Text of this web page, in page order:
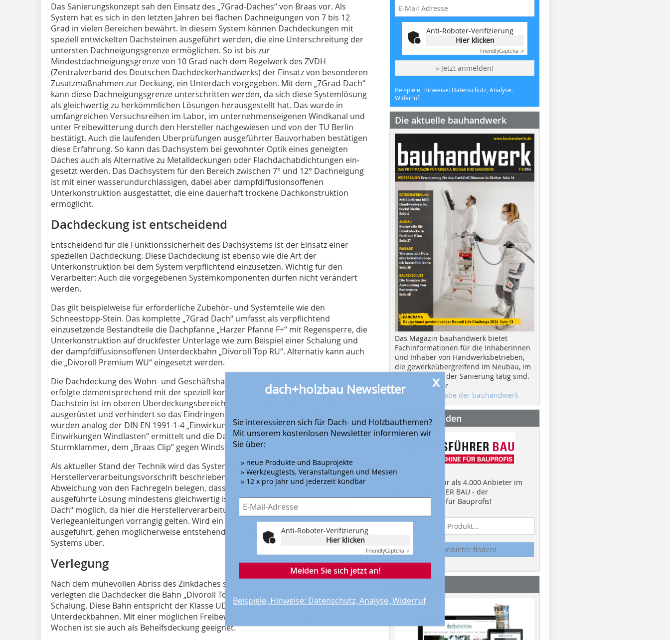
Das Sanierungskonzept sah den Einsatz des „7Grad-Daches“ von Braas vor. Als
System hat es sich in den letzten Jahren bei flachen Dachneigungen von 7 bis 12
Grad in vielen Bereichen bewährt. In diesem System können Dachdeckungen mit
speziell entwickelten Dachsteinen ausgeführt werden, die eine Unterschreitung der
untersten Dachneigungsgrenze ermöglichen. So ist bis zur
Mindestdachneigungsgrenze von 10 Grad nach dem Regelwerk des ZVDH
(Zentralverband des Deutschen Dachdeckerhandwerks) der Einsatz von besonderen
Zusatzmaßnahmen zur Deckung, ein Unterdach vorgegeben. Mit dem „7Grad-Dach“
kann diese Dachneigungsgrenze unterschritten werden, da sich diese Systemlösung
als gleichwertig zu herkömmlichen Lösungen herausgestellt hat. Das wurde in
umfangreichen Versuchsreihen im Labor, im unternehmenseigenen Windkanal und
unter Freibewitterung durch den Hersteller nachgewiesen und von der TU Berlin
bestätigt. Auch die laufenden Überprüfungen ausgeführter Bauvorhaben bestätigen
diese Erfahrung. So kann das Dachsystem bei gewohnter Optik eines geneigten
Daches auch als Alternative zu ­Metalldeckungen oder Flachdachabdichtungen ein­
gesetzt werden. Das Dachsystem für den Bereich ­zwischen 7° und 12° Dachneigung
ist mit einer wasserundurchlässigen, dabei aber dampfdiffusionsoffenen
Unterkonstruktion ausgestattet, die eine dauerhaft trockene Dachkonstruktion
ermöglicht.
Dachdeckung ist entscheidend
Entscheidend für die Funktionssicherheit des Dachsystems ist der Einsatz einer
speziellen Dachdeckung. Diese Dachdeckung ist ebenso wie die Art der
Unterkonstruktion bei dem System verpflichtend einzusetzen. Wichtig für den
Verarbeiter: Auch die vorgegebenen Systemkomponenten dürfen nicht verändert
werden.
Das gilt beispielweise für erforderliche Zubehör- und Systemteile wie den
Schneestopp-Stein. Das komplette „7Grad Dach“ umfasst als verpflichtend
einzusetzende Bestandteile die Dachpfanne „Harzer Pfanne F+“ mit Regensperre, die
Unterkonstruktion auf druckfester Unterlage wie zum Beispiel einer Schalung und
der dampfdiffusionsoffenen Unterdeckbahn „Divoroll Top RU“. Alternativ kann auch
die „Divoroll Premium WU“ eingesetzt werden.
Die Dachdeckung des Wohn- und Geschäftshauses in Göppingen-Jebenhausen
erfolgte dementsprechend mit der speziell konzipierten „Harzer Pfanne F+“. Dieser
Dachstein ist im oberen Überdeckungsbereich mit einer speziellen Regensperre
ausgerüstet und verhindert so das Eindringen von Regenwasser. Die Windsoglasten
wurden analog der DIN EN 1991-1-4 „Einwirkungen auf Tragwerke Teil 1–4: Allgemeine
Einwirkungen Windlasten“ ermittelt und die Dachsteine mit einer abgestimmten
Sturmklammer, dem „Braas Clip“ gegen Windsog gesichert.
Als aktueller Stand der Technik wird das System mit einer
Herstellerverarbeitungsvorschrift beschrieben. Somit kann der Planer bei der
Abweichung von den Fachregeln belegen, dass sie auch gerechtfertigt sind und die
ausgeführte Lösung mindestens gleichwertig ist. Das ist bei dem System „7Grad
Dach“ möglich, da hier die Herstellerverarbeitungsvorschriften beziehungsweise
Verlegeanleitungen vorrangig gelten. Wird ein Dach nach diesen Vorschriften
ausgeführt, gehen möglicherweise entstehende Ansprüche an den Hersteller des
Systems über.
Verlegung
Nach dem mühevollen Abriss des Zinkdaches sowie der bituminösen Vordeckung
verlegten die Dachdecker die Bahn „Divoroll Top RU“ auf der zuvor gereinigten
Schalung. Diese Bahn entspricht der Klasse UDB-A des ZVDH-Produktdatenblattes
Unterdeckbahnen. Mit einer möglichen Freibewitterungszeit von maximal sechs
Wochen ist sie auch als Behelfsdeckung geeignet.
x
dach+holzbau Newsletter
Sie interessieren sich für Dach- und Holzbauthemen?
Mit unserem kostenlosen Newsletter informieren wir
Sie über:
» neue Produkte und Bauprojekte
» Werkzeugtests, Veranstaltungen und Messen
» 12 x pro Jahr und jederzeit kündbar
Anti-Roboter-Verifizierung
Hier klicken
Friendly Captcha ⇗
Melden Sie sich jetzt an!
Beispiele, Hinweise: Datenschutz, Analyse, Widerruf
Anti-Roboter-Verifizierung
Hier klicken
FriendlyCaptcha ⇗
» Jetzt anmelden!
Beispiele, Hinweise: Datenschutz, Analyse,
Widerruf
Die aktuelle bauhandwerk
Das Magazin bauhandwerk bietet
Fachinformationen für die Inhaberinnen
und Inhaber von Handwerksbetrieben,
die gewerkeübergreifend im Neubau, im
Ausbau und in der Sanierung tätig sind.
Hier geht es zur
aktuellen Ausgabe der bauhandwerk
Anbieter finden
Finden Sie mehr als 4.000 Anbieter im
EINKAUFSFÜHRER BAU - der
Suchmaschine für Bauprofis!
Anbieter finden!